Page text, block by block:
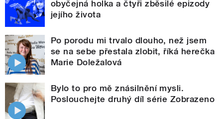
obyčejná holka a čtyři zběsilé epizody
jejího života
Po porodu mi trvalo dlouho, než jsem
se na sebe přestala zlobit, říká herečka
Marie Doležalová
Bylo to pro mě znásilnění mysli.
Poslouchejte druhý díl série Zobrazeno